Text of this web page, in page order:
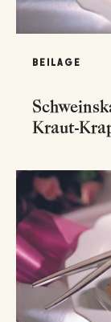
BEILAGE
Kraut-